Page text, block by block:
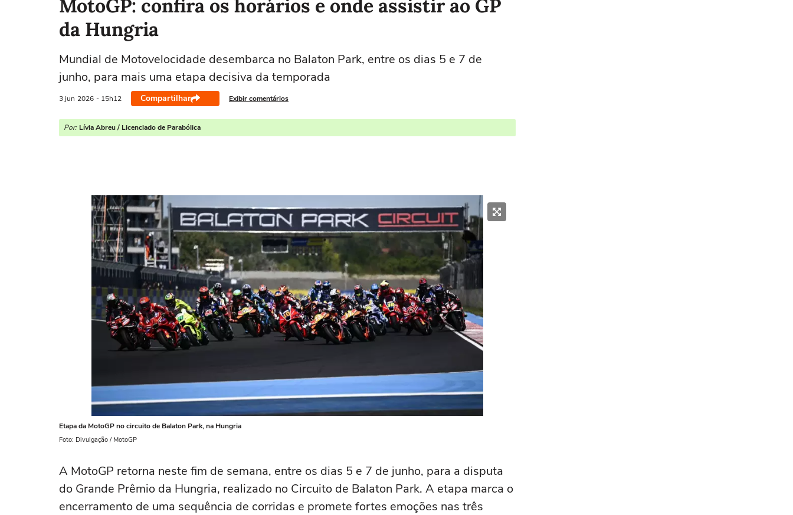
MotoGP: confira os horários e onde assistir ao GP
da Hungria
Mundial de Motovelocidade desembarca no Balaton Park, entre os dias 5 e 7 de
junho, para mais uma etapa decisiva da temporada
3 jun 2026 - 15h12 Compartilhar Exibir comentários
Por: Lívia Abreu / Licenciado de Parabólica
Etapa da MotoGP no circuito de Balaton Park, na Hungria
Foto: Divulgação / MotoGP
A MotoGP retorna neste fim de semana, entre os dias 5 e 7 de junho, para a disputa
do Grande Prêmio da Hungria, realizado no Circuito de Balaton Park. A etapa marca o
encerramento de uma sequência de corridas e promete fortes emoções nas três